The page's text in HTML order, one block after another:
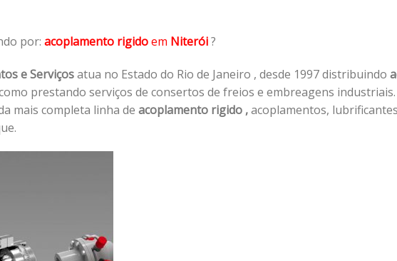
por: acoplamento rigidoem Niterói?
e Serviçosatua no Estado do Rio de Janeiro , desde 1997 distribuindo
prestando serviços de consertos de freios e embreagens industriais.
mais completa linha de acoplamento rigido ,acoplamentos,